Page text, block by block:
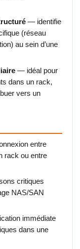
— identifie
(réseau
au sein d’une
— idéal pour
dans un rack,
vers un
entre
rack ou entre
critiques
NAS/SAN
immédiate
dans une